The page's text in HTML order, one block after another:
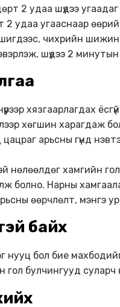
2 удаа шүдээ угаадаг
2 удаа угааснаар
шигдээс, чихрийн
шүдээ 2 минутын
хязгаарлагдах
хөгшин харагдаж
арьсны гүнд
нөлөөлдөг хамгийн гол
болно. Нарны
өөрчлөлт, мэнгэ
байх
нууц бол бие
гол булчингууд суларч